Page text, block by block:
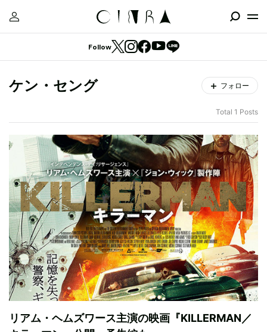
Follow
ケン・セング フォロー
Total 1 Posts
リアム・ヘムズワース主演の映画『KILLERMAN／